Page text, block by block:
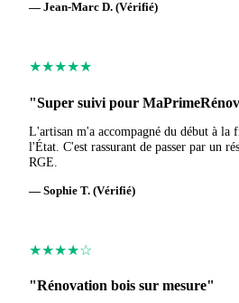
— Jean-Marc D. (Vérifié)
★★★★★
"Super suivi pour
L'artisan m'a accompagné du début à la
l'État. C'est rassurant de passer par un
RGE.
— Sophie T. (Vérifié)
★★★★☆
"Rénovation bois sur mesure"